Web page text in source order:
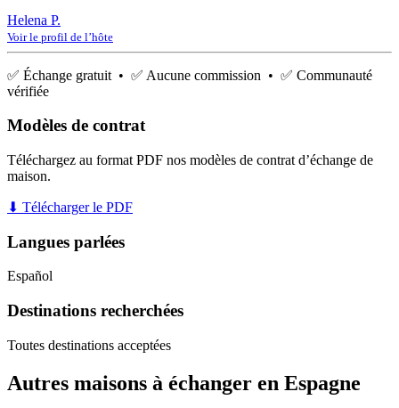
Helena P.
Voir le profil de l’hôte
✅ Échange gratuit • ✅ Aucune commission • ✅ Communauté
vérifiée
Modèles de contrat
Téléchargez au format PDF nos modèles de contrat d’échange de
maison.
⬇ Télécharger le PDF
Langues parlées
Español
Destinations recherchées
Toutes destinations acceptées
Autres maisons à échanger en Espagne